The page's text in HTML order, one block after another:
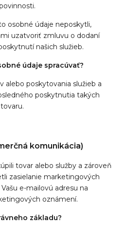
osobné údaje neposkytli,
uzatvoriť zmluvu o dodaní
našich služieb.
údaje spracúvať?
alebo poskytovania služieb a
poskytnutia takých
komunikácia)
tovar alebo služby a zároveň
zasielanie marketingových
e-mailovú adresu na
oznámení.
základu?